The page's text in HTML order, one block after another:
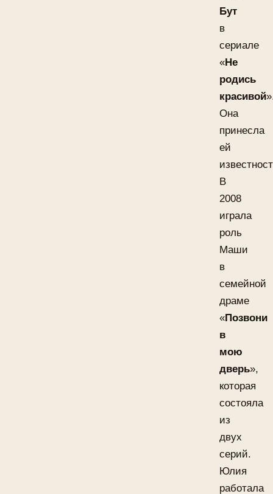
Бут
в
сериале
«Не
родись
красивой
Она
принесла
ей
В
2008
играла
роль
Маши
в
семейной
драме
«Позвони
в
мою
дверь»,
которая
состояла
из
двух
серий.
Юлия
работала